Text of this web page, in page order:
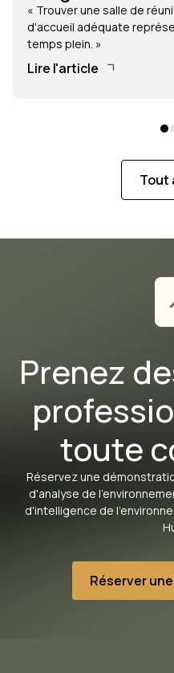
« Trouver une salle de
d'accueil adéquate
temps plein. »
Lire l'article
Tout
Prenez
toute
Réservez une
d'analyse de
d'intelligence de
Réserver